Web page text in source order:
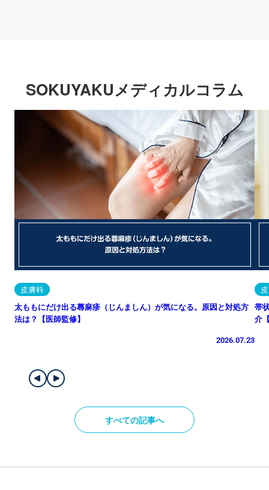
SOKUYAKUメディカルコラム
皮膚科
太ももにだけ出る蕁麻疹（じんましん）が気になる。原因と対処方
法は？【医師監修】
2026.07.23
帯
介
すべての記事へ